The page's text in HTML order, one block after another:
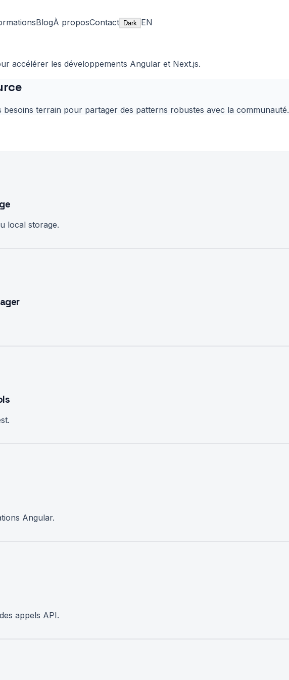
BlogÀ proposContact Dark EN
accélérer les développements Angular et Next.js.
besoins terrain pour partager des patterns robustes avec la communauté.
local storage.
Angular.
appels API.